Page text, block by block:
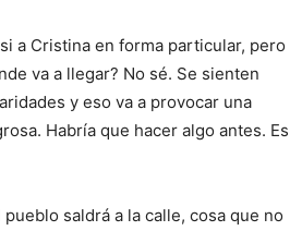
a Cristina en forma particular, pero
va a llegar? No sé. Se sienten
y eso va a provocar una
Habría que hacer algo antes. Es
saldrá a la calle, cosa que no